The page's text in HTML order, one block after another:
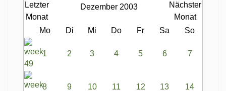
Dezember 2003
Mo Di Mi Do Fr Sa So
1 2 3 4 5 6 7
8 9 10 11 12 13 14